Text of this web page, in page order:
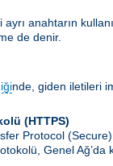
anahtarın
de denir.
nde, giden iletileri
(HTTPS)
Protocol
Genel